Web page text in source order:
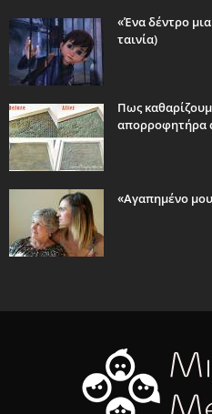
«Ένα δέντρο
ταινία)
Πως
απορροφητήρα
«Αγαπημένο